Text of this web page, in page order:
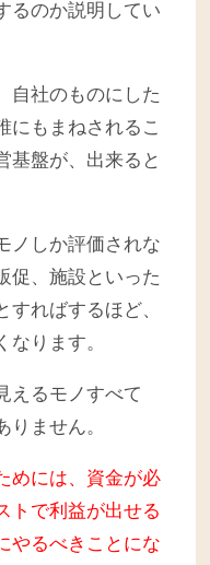
るのか説明してい
自社のものにした
にもまねされるこ
基盤が、出来ると
ノしか評価されな
促、施設といった
すればするほど、
ります。
えるモノすべて
ません。
めには、資金が必
トで利益が出せる
やるべきことにな